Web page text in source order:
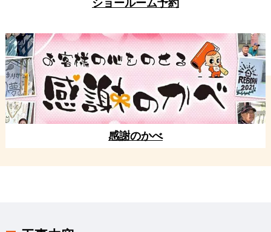
ショールーム予約
感謝のかべ